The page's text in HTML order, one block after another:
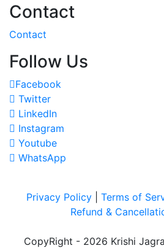
Contact
Contact
Follow Us
Facebook
Twitter
LinkedIn
Instagram
Youtube
WhatsApp
Privacy Policy Terms of
Refund &
CopyRight - 2026 Krishi